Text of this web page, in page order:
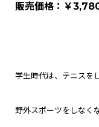
販売価格：￥
学生時代は、テニスを
野外スポーツをしなく